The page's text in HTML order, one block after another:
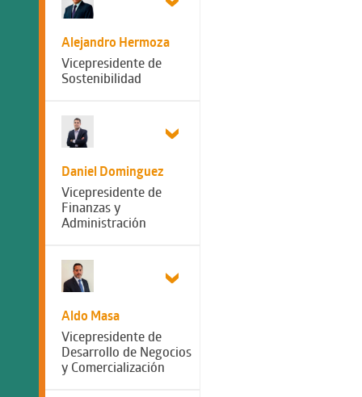
Alejandro Hermoza
Vicepresidente de
Sostenibilidad
Daniel Dominguez
Vicepresidente de
Finanzas y
Administración
Aldo Masa
Vicepresidente de
Desarrollo de Negocios
y Comercialización